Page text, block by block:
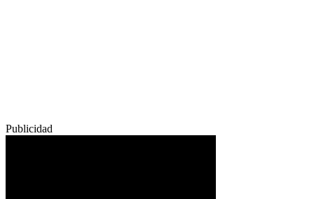
Publicidad